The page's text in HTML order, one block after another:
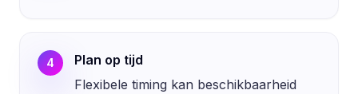
4
Plan op tijd
Flexibele timing kan beschikbaarheid